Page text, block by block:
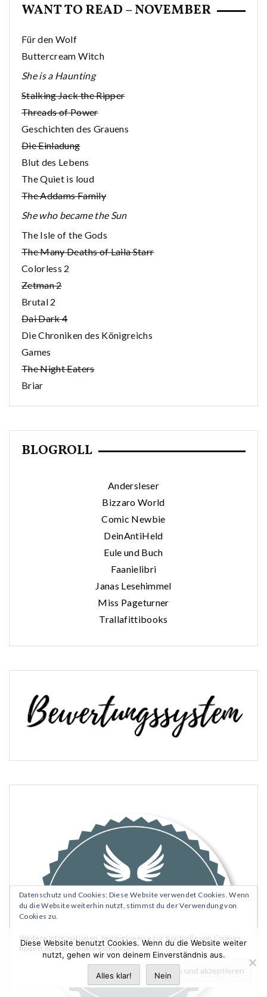
WANT TO READ – NOVEMBER
Für den Wolf
Buttercream Witch
She is a Haunting
Stalking Jack the Ripper
Threads of Power
Geschichten des Grauens
Die Einladung
Blut des Lebens
The Quiet is loud
The Addams Family
She who became the Sun
The Isle of the Gods
The Many Deaths of Laila Starr
Colorless 2
Zetman 2
Brutal 2
Dai Dark 4
Die Chroniken des Königreichs
Games
The Night Eaters
Briar
BLOGROLL
Andersleser
Bizzaro World
Comic Newbie
DeinAntiHeld
Eule und Buch
Faanielibri
Janas Lesehimmel
Miss Pageturner
Trallafittibooks
Datenschutz und Cookies: Diese Website verwendet Cookies. Wenn
du die Website weiterhin nutzt, stimmst du der Verwendung von
Cookies zu.
Weitere Informationen, beispielsweise zur Kontrolle von Cookies,
findest du hier:Cookie-Richtlinie
Diese Website benutzt Cookies. Wenn du die Website weiter
nutzt, gehen wir von deinem Einverständnis aus.
Alles klar! Nein